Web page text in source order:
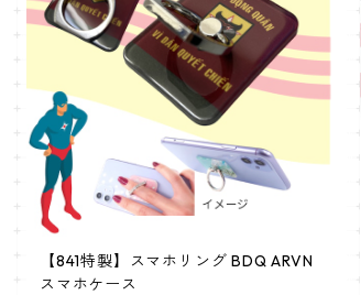
【841特製】スマホリング BDQ ARVN
スマホケース